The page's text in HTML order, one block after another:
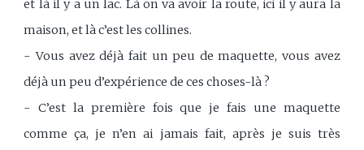
et là il y a un lac. Là on va avoir la route, ici il y aura la
maison, et là c’est les collines.
- Vous avez déjà fait un peu de maquette, vous avez
déjà un peu d’expérience de ces choses-là ?
- C’est la première fois que je fais une maquette
comme ça, je n’en ai jamais fait, après je suis très